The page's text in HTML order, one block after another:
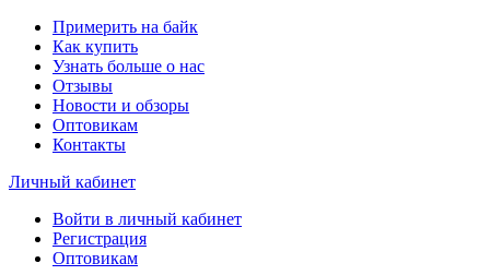
Примерить на байк
Как купить
Узнать больше о нас
Отзывы
Новости и обзоры
Оптовикам
Контакты
Личный кабинет
Войти в личный кабинет
Регистрация
Оптовикам